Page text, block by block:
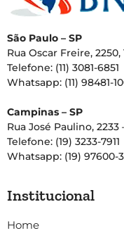
São Paulo – SP
Rua Oscar Freire, 2250,
Telefone: (11) 3081-6851
Whatsapp: (11) 98481-
Campinas – SP
Rua José Paulino, 2233
Telefone: (19) 3233-7911
Whatsapp: (19) 97600-
Institucional
Home